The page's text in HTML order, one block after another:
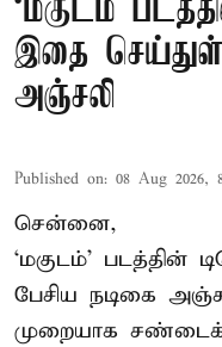
‘மகுடம்
இதை
அஞ்சலி
Published on: 08 Aug 2026,
சென்னை,
‘மகுடம்’ படத்தின்
பேசிய நடிகை
முறையாக சண்டைக்